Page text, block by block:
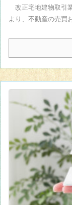
改正宅地建物取引
より、不動産の売買